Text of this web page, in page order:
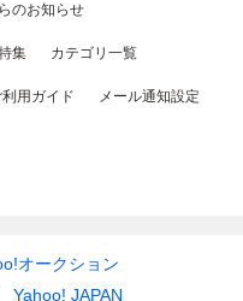
のお知らせ
集 カテゴリ一覧
用ガイド メール通知設定
オークション
Yahoo! JAPAN